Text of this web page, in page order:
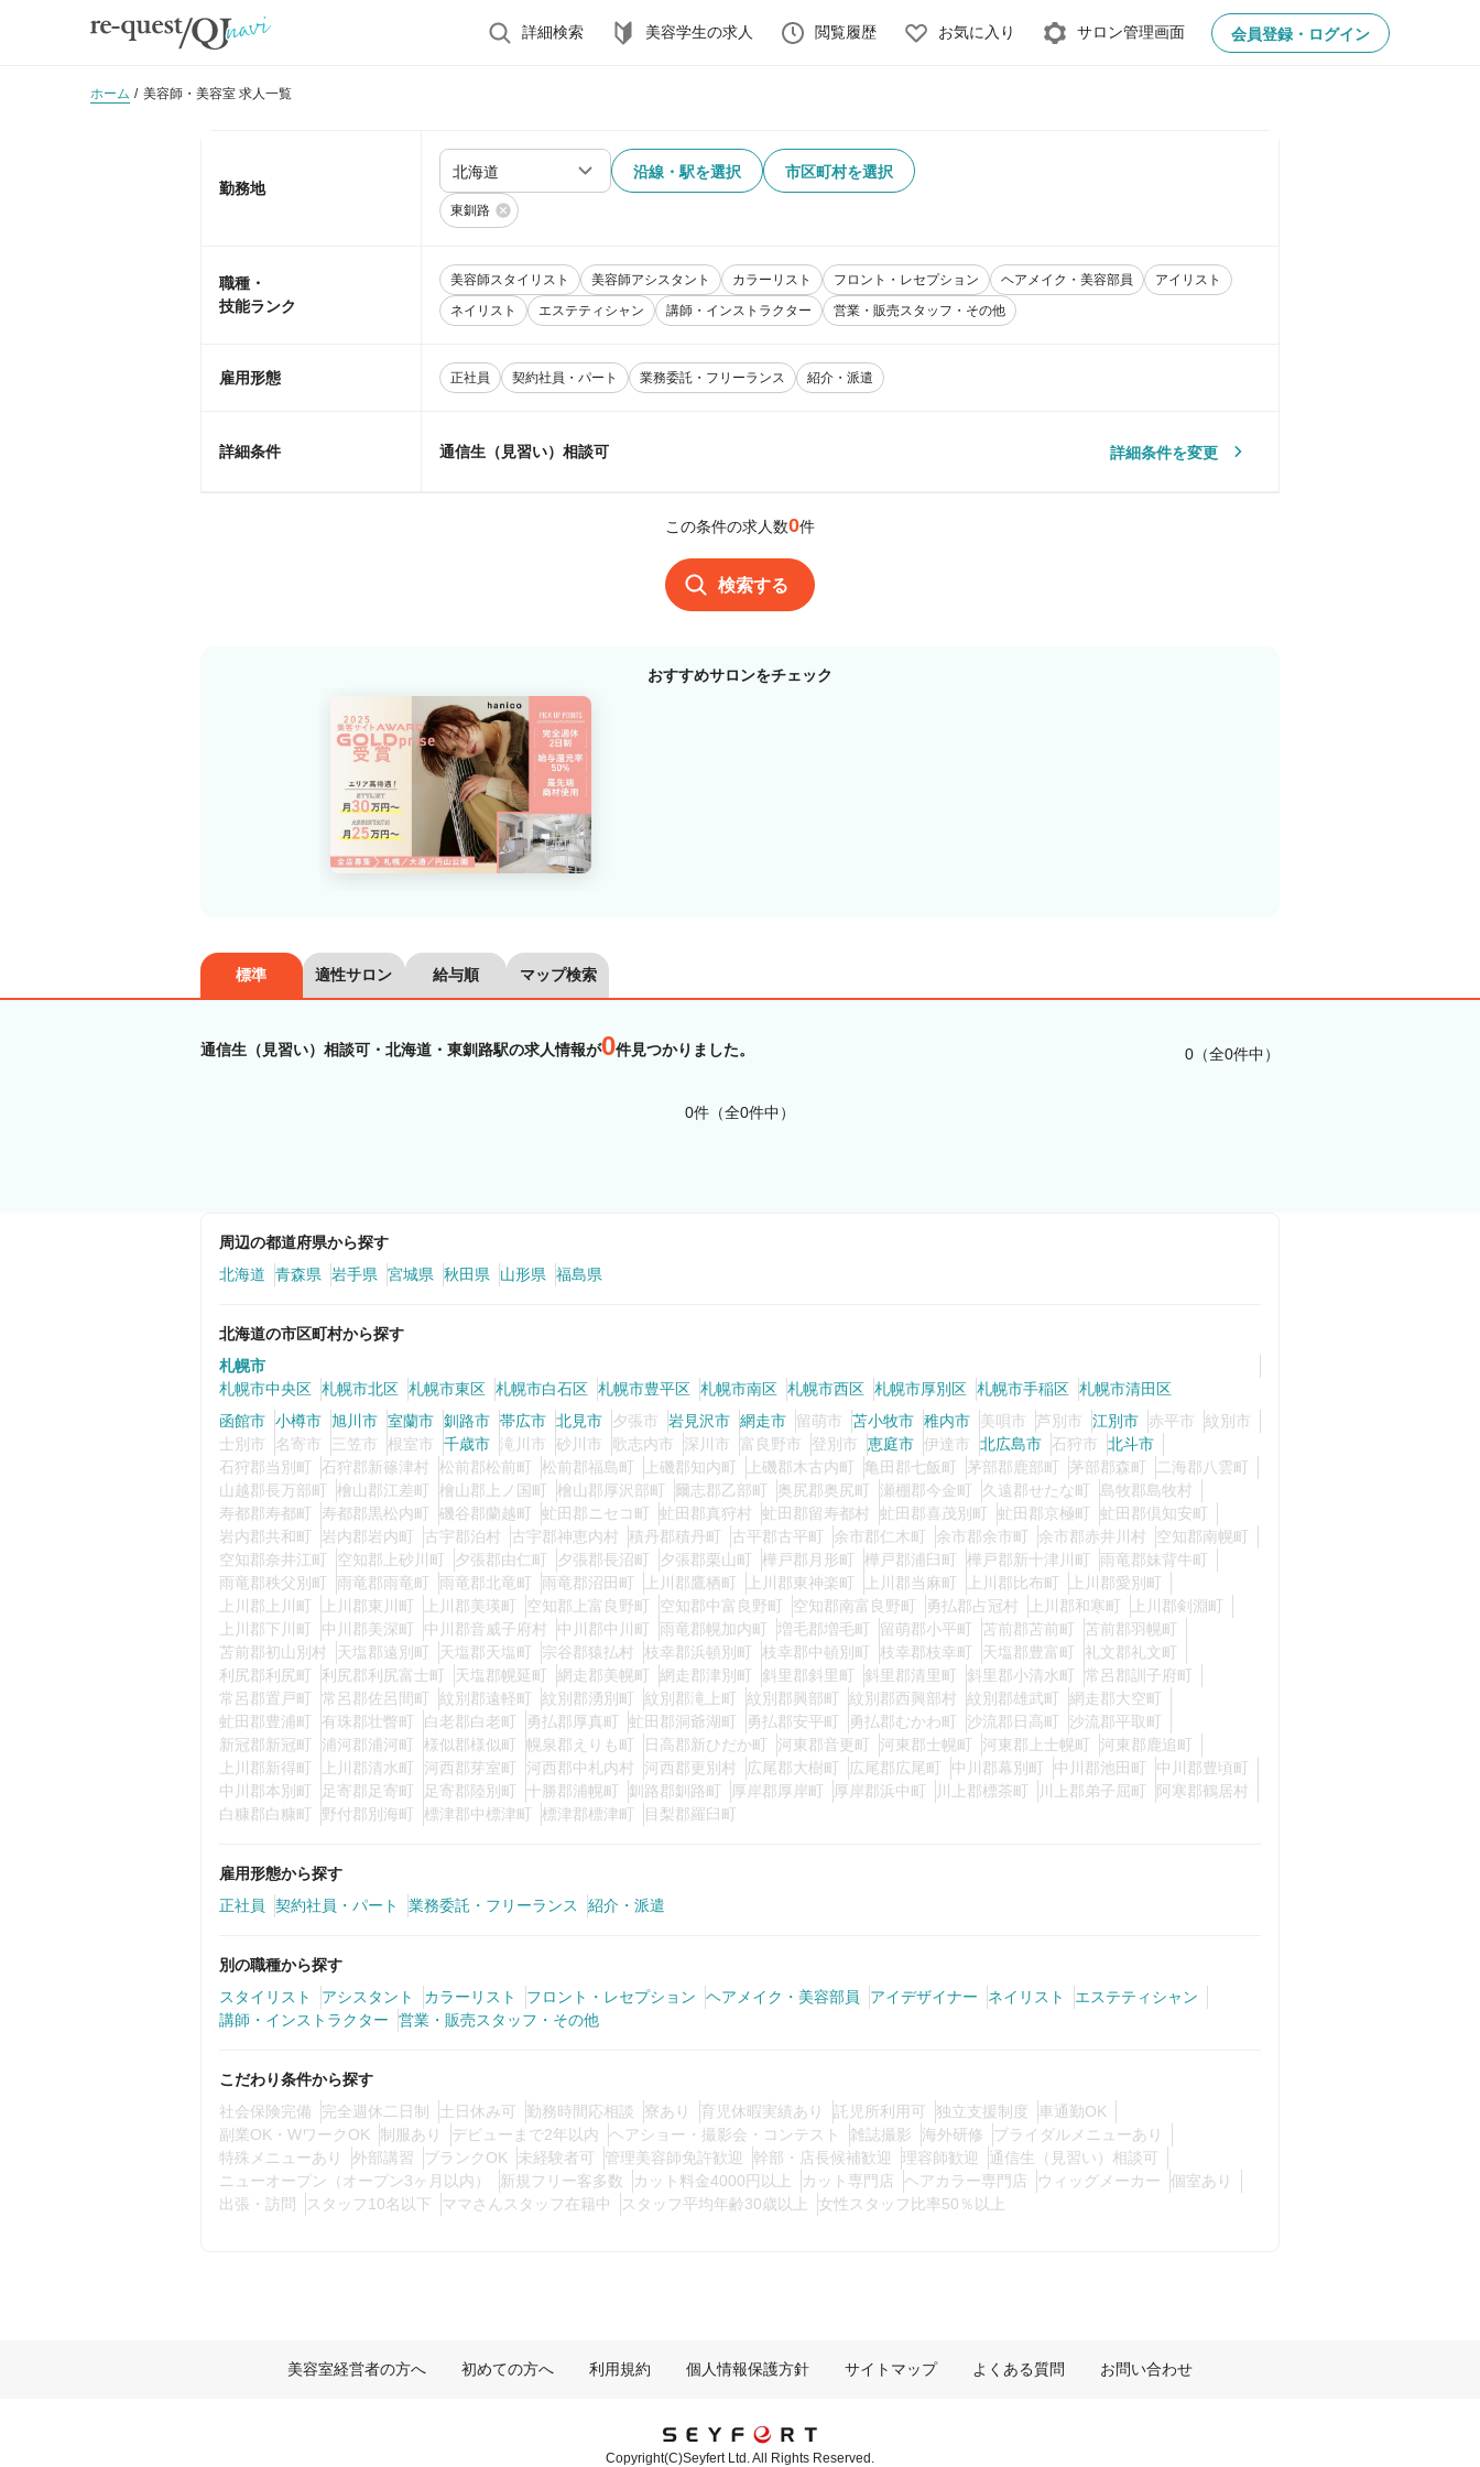
詳細検索 美容学生の求人 閲覧履歴 お気に入り サロン管理画面 会員登録・ログイン
ホーム 美容師・美容室 求人一覧
勤務地
沿線・駅を選択 市区町村を選択
東釧路
職種・
技能ランク
美容師スタイリスト 美容師アシスタント カラーリスト フロント・レセプション ヘアメイク・美容部員
アイリスト
ネイリスト
エステティシャン 講師・インストラクター 営業・販売スタッフ・その他
雇用形態 正社員 契約社員・パート 業務委託・フリーランス 紹介・派遣
詳細条件 通信生（見習い）相談可 詳細条件を変更
この条件の求人数0件
検索する
おすすめサロンをチェック
標準 適性サロン 給与順 マップ検索
通信生（見習い）相談可・北海道・東釧路駅の求人情報が0件見つかりました。 0（全0件中）
0件（全0件中）
周辺の都道府県から探す
北海道
青森県 岩手県 宮城県 秋田県 山形県 福島県
北海道の市区町村から探す
札幌市
札幌市中央区 札幌市北区 札幌市東区 札幌市白石区 札幌市豊平区 札幌市南区 札幌市西区 札幌市厚別区 札幌市手稲区 札幌市清田区
函館市 小樽市 旭川市 室蘭市 釧路市 帯広市 北見市 夕張市 岩見沢市 網走市 留萌市 苫小牧市 稚内市 美唄市 芦別市 江別市 赤平市
紋別市
士別市
名寄市 三笠市 根室市 千歳市 滝川市 砂川市 歌志内市 深川市 富良野市 登別市 恵庭市 伊達市 北広島市 石狩市
北斗市
石狩郡当別町
石狩郡新篠津村 松前郡松前町 松前郡福島町 上磯郡知内町 上磯郡木古内町 亀田郡七飯町 茅部郡鹿部町 茅部郡森町
二海郡八雲町
山越郡長万部町
檜山郡江差町 檜山郡上ノ国町 檜山郡厚沢部町 爾志郡乙部町 奥尻郡奥尻町 瀬棚郡今金町 久遠郡せたな町
島牧郡島牧村
寿都郡寿都町
寿都郡黒松内町 磯谷郡蘭越町 虻田郡ニセコ町 虻田郡真狩村 虻田郡留寿都村 虻田郡喜茂別町 虻田郡京極町
虻田郡倶知安町
岩内郡共和町
岩内郡岩内町 古宇郡泊村 古宇郡神恵内村 積丹郡積丹町 古平郡古平町 余市郡仁木町 余市郡余市町 余市郡赤井川村
空知郡南幌町
空知郡奈井江町
空知郡上砂川町 夕張郡由仁町 夕張郡長沼町 夕張郡栗山町 樺戸郡月形町 樺戸郡浦臼町 樺戸郡新十津川町
雨竜郡妹背牛町
雨竜郡秩父別町
雨竜郡雨竜町 雨竜郡北竜町 雨竜郡沼田町 上川郡鷹栖町 上川郡東神楽町 上川郡当麻町 上川郡比布町
上川郡愛別町
上川郡上川町
上川郡東川町 上川郡美瑛町 空知郡上富良野町 空知郡中富良野町 空知郡南富良野町 勇払郡占冠村 上川郡和寒町
上川郡剣淵町
上川郡下川町
中川郡美深町 中川郡音威子府村 中川郡中川町 雨竜郡幌加内町 増毛郡増毛町 留萌郡小平町 苫前郡苫前町
苫前郡羽幌町
苫前郡初山別村
天塩郡遠別町 天塩郡天塩町 宗谷郡猿払村 枝幸郡浜頓別町 枝幸郡中頓別町 枝幸郡枝幸町 天塩郡豊富町
礼文郡礼文町
利尻郡利尻町
利尻郡利尻富士町 天塩郡幌延町 網走郡美幌町 網走郡津別町 斜里郡斜里町 斜里郡清里町 斜里郡小清水町
常呂郡訓子府町
常呂郡置戸町
常呂郡佐呂間町 紋別郡遠軽町 紋別郡湧別町 紋別郡滝上町 紋別郡興部町 紋別郡西興部村 紋別郡雄武町
網走郡大空町
虻田郡豊浦町
有珠郡壮瞥町 白老郡白老町 勇払郡厚真町 虻田郡洞爺湖町 勇払郡安平町 勇払郡むかわ町 沙流郡日高町
沙流郡平取町
新冠郡新冠町
浦河郡浦河町 様似郡様似町 幌泉郡えりも町 日高郡新ひだか町 河東郡音更町 河東郡士幌町 河東郡上士幌町
河東郡鹿追町
上川郡新得町
上川郡清水町 河西郡芽室町 河西郡中札内村 河西郡更別村 広尾郡大樹町 広尾郡広尾町 中川郡幕別町 中川郡池田町
中川郡豊頃町
中川郡本別町
足寄郡足寄町 足寄郡陸別町 十勝郡浦幌町 釧路郡釧路町 厚岸郡厚岸町 厚岸郡浜中町 川上郡標茶町 川上郡弟子屈町
阿寒郡鶴居村
白糠郡白糠町
野付郡別海町 標津郡中標津町 標津郡標津町 目梨郡羅臼町
雇用形態から探す
正社員
契約社員・パート 業務委託・フリーランス 紹介・派遣
別の職種から探す
スタイリスト
アシスタント カラーリスト フロント・レセプション ヘアメイク・美容部員 アイデザイナー ネイリスト
エステティシャン
講師・インストラクター
営業・販売スタッフ・その他
こだわり条件から探す
社会保険完備
完全週休二日制 土日休み可 勤務時間応相談 寮あり 育児休暇実績あり 託児所利用可 独立支援制度
車通勤OK
副業OK・WワークOK
制服あり デビューまで2年以内 ヘアショー・撮影会・コンテスト 雑誌撮影 海外研修
ブライダルメニューあり
特殊メニューあり
外部講習 ブランクOK 未経験者可 管理美容師免許歓迎 幹部・店長候補歓迎 理容師歓迎
通信生（見習い）相談可
ニューオープン（オープン3ヶ月以内）
新規フリー客多数 カット料金4000円以上 カット専門店 ヘアカラー専門店 ウィッグメーカー
個室あり
出張・訪問
スタッフ10名以下 ママさんスタッフ在籍中 スタッフ平均年齢30歳以上 女性スタッフ比率50％以上
美容室経営者の方へ 初めての方へ 利用規約 個人情報保護方針 サイトマップ よくある質問 お問い合わせ
Copyright(C)Seyfert Ltd. All Rights Reserved.